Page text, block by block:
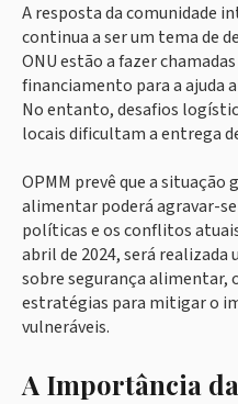
A resposta da comunidade
continua a ser um tema de
ONU estão a fazer
financiamento para a ajuda
No entanto, desafios
locais dificultam a entrega
OPMM prevê que a situação
alimentar poderá agravar-
políticas e os conflitos
abril de 2024, será
sobre segurança alimentar,
estratégias para mitigar o
vulneráveis.
A Importância da